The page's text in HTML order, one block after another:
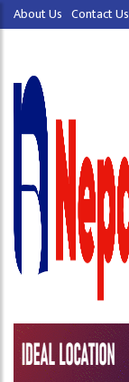
About Us Contact Us